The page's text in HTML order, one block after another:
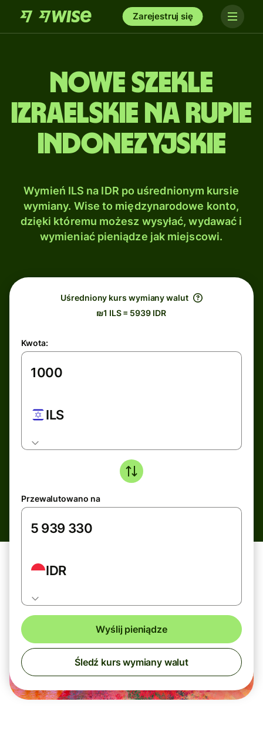
Zarejestruj się
Nowe szekle
izraelskie na Rupie
indonezyjskie
Wymień ILS na IDR po uśrednionym kursie
wymiany. Wise to międzynarodowe konto,
dzięki któremu możesz wysyłać, wydawać i
wymieniać pieniądze jak miejscowi.
Uśredniony kurs wymiany walut
₪1 ILS = 5939 IDR
Kwota:
ILS
Przewalutowano na
IDR
Wyślij pieniądze
Śledź kurs wymiany walut